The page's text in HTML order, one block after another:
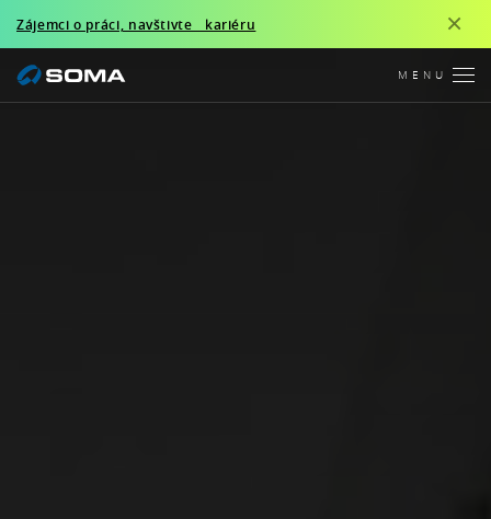
Zájemci o práci, navštivte kariéru ×
MENU